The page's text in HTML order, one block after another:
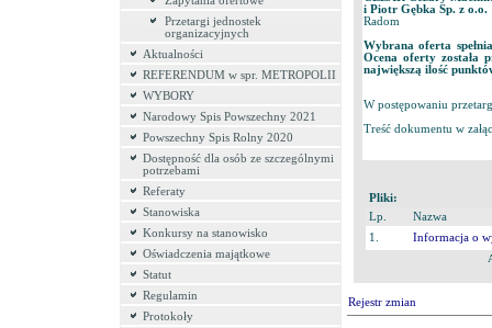
Przetargi jednostek
organizacyjnych
Aktualności
REFERENDUM w spr. METROPOLII
WYBORY
Narodowy Spis Powszechny 2021
Powszechny Spis Rolny 2020
Dostępność dla osób ze szczególnymi
potrzebami
Referaty
Stanowiska
Konkursy na stanowisko
Oświadczenia majątkowe
Statut
Regulamin
Protokoły
i Piotr Gębka Sp. z o.o.
Radom
Wybrana oferta
Ocena oferty została
największą ilość
W postępowaniu
Treść dokumentu w
Pliki:
Lp.
Nazwa
1.
Informacja o
Rejestr zmian